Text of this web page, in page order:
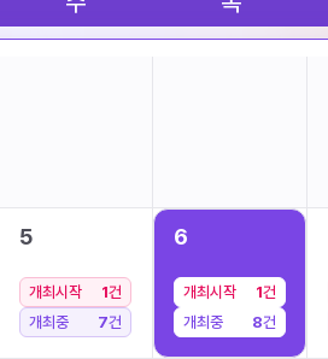
5
개최시작 1건
개최중
7건
6
개최시작 1건
개최중
8건